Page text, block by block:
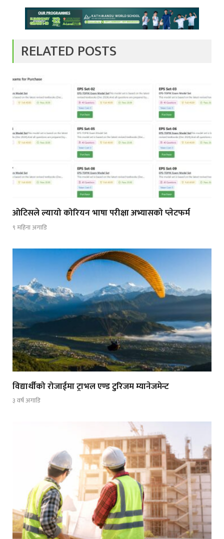
RELATED POSTS
ओटिसले ल्यायो कोरियन भाषा परीक्षा अभ्यासको प्लेटफर्म
९ महिना अगाडि
विद्यार्थीको रोजाईमा ट्राभल एण्ड टुरिजम म्यानेजमेन्ट
३ वर्ष अगाडि